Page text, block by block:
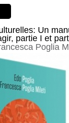
Révolution et
XXe siècle
Autres civilisations
Thématiques
Un
partie I et
Poglia